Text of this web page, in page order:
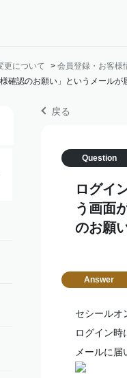
更について > 会員登録・お客
確認のお願い」というメールが
戻る
ログイ
う画面
のお願
セシールオ
ログイン時
メールに